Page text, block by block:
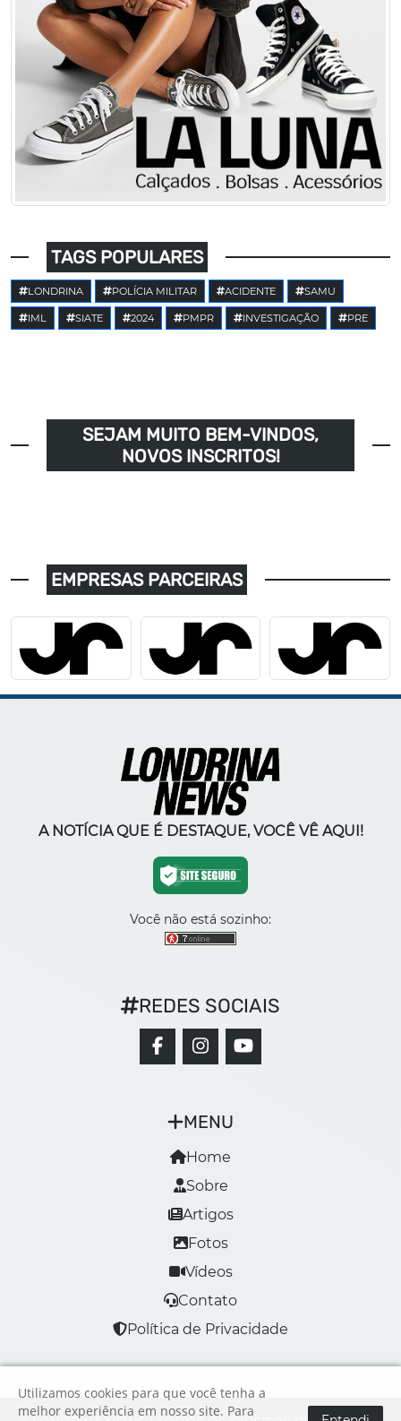
TAGS POPULARES
LONDRINA POLÍCIA MILITAR ACIDENTE SAMU
IML SIATE 2024 PMPR INVESTIGAÇÃO PRE
SEJAM MUITO BEM-VINDOS,
NOVOS INSCRITOS!
EMPRESAS PARCEIRAS
A NOTÍCIA QUE É DESTAQUE, VOCÊ VÊ AQUI!
Você não está sozinho:
MENU
Home
Sobre
Artigos
Fotos
Vídeos
Contato
Política de Privacidade
REDES SOCIAIS
Utilizamos cookies para que você tenha a
melhor experiência em nosso site. Para